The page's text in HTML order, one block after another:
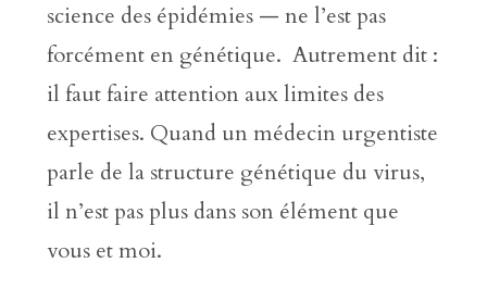
science des épidémies — ne l’est pas
forcément en génétique. Autrement dit :
il faut faire attention aux limites des
expertises. Quand un médecin urgentiste
parle de la structure génétique du virus,
il n’est pas plus dans son élément que
vous et moi.